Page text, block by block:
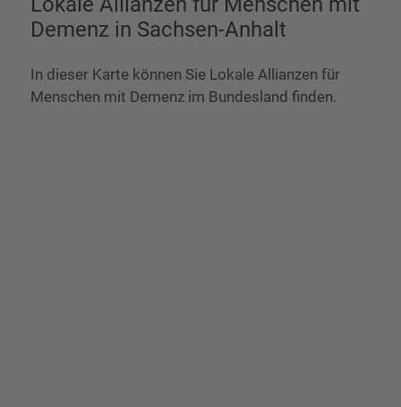
Demenz in Sachsen-Anhalt
In dieser Karte können Sie Lokale Allianzen für
Menschen mit Demenz im Bundesland finden.